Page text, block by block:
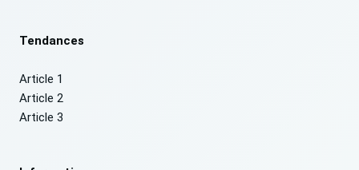
Tendances
Article 1
Article 2
Article 3